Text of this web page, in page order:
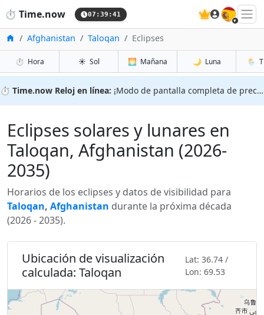
⏱️ Time.now 07:39:42 🇪🇸
InicioAfghanistan Taloqan Eclipses
⏱️ Hora ☀️ Sol 🌅 Mañana 🌙 Luna 🌦️
⏱️ Time.now Reloj en línea: ¡Modo de pantalla completa de precisión!
Eclipses solares y lunares en
Taloqan, Afghanistan (2026-
2035)
Horarios de los eclipses y datos de visibilidad para
Taloqan, Afghanistan durante la próxima década
(2026 - 2035).
Ubicación de visualización
calculada: Taloqan
Lat: 36.74 /
Lon: 69.53